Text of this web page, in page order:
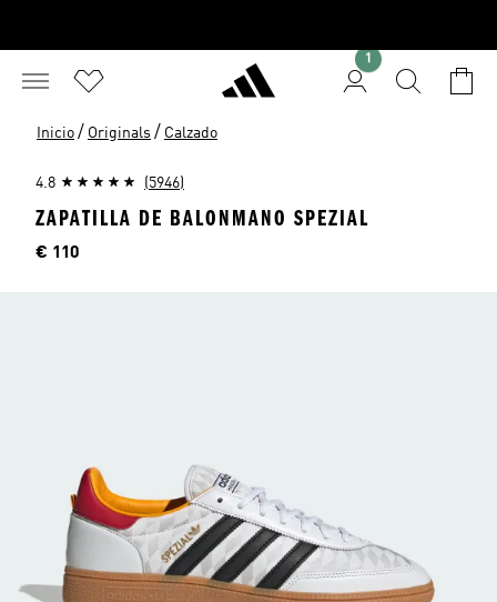
1
Inicio / Originals / Calzado
4.8 (5946)
ZAPATILLA DE BALONMANO SPEZIAL
Precio
€ 110